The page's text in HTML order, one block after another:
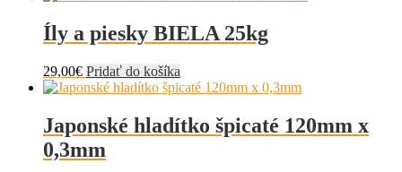
Íly a piesky BIELA 25kg
29,00€ Pridať do košíka
Japonské hladítko špicaté 120mm x
0,3mm